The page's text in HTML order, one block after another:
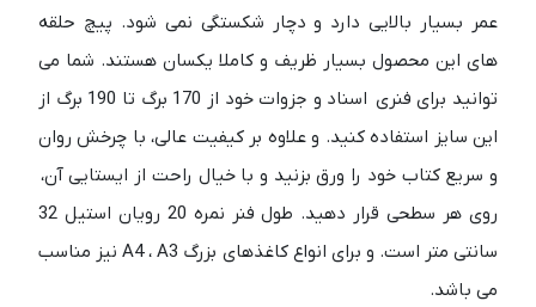
عمر بسیار بالایی دارد و دچار شکستگی نمی شود. پیچ حلقه
های این محصول بسیار ظریف و کاملا یکسان هستند. شما می
توانید برای فنری اسناد و جزوات خود از 170 برگ تا 190 برگ از
این سایز استفاده کنید. و علاوه بر کیفیت عالی، با چرخش روان
و سریع کتاب خود را ورق بزنید و با خیال راحت از ایستایی آن،
روی هر سطحی قرار دهید. طول فنر نمره 20 رویان استیل 32
سانتی متر است. و برای انواع کاغذهای بزرگ A4 ، A3 نیز مناسب
می باشد.